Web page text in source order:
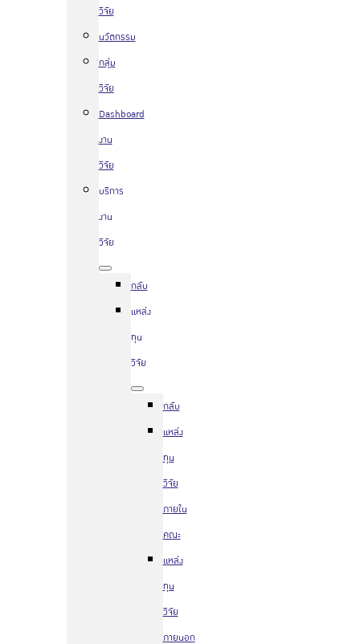
วิจัย
นวัตกรรม
กลุ่ม
วิจัย
Dashboard
งาน
วิจัย
บริการ
งาน
วิจัย
กลับ
แหล่ง
ทุน
วิจัย
กลับ
แหล่ง
ทุน
วิจัย
ภายใน
คณะ
แหล่ง
ทุน
วิจัย
ภายนอก